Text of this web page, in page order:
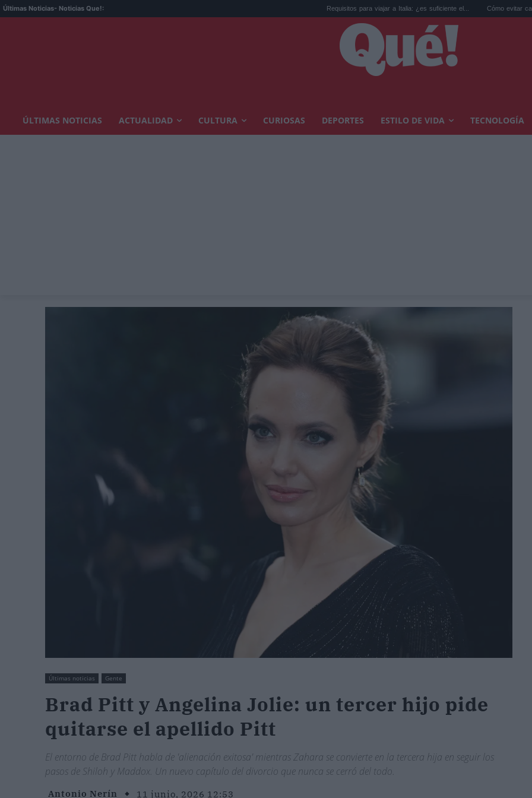
Últimas Noticias- Noticias Que!: Requisitos para viajar a Italia: ¿es suficiente el... Cómo evitar calor en casa: los
ÚLTIMAS NOTICIAS ACTUALIDAD CULTURA CURIOSAS DEPORTES ESTILO DE VIDA TECNOLOGÍA
Últimas noticias Gente
Brad Pitt y Angelina Jolie: un tercer hijo pide
quitarse el apellido Pitt
El entorno de Brad Pitt habla de 'alienación exitosa' mientras Zahara se convierte en la tercera hija en seguir los
pasos de Shiloh y Maddox. Un nuevo capítulo del divorcio que nunca se cerró del todo.
Antonio Nerín 11 junio, 2026 12:53